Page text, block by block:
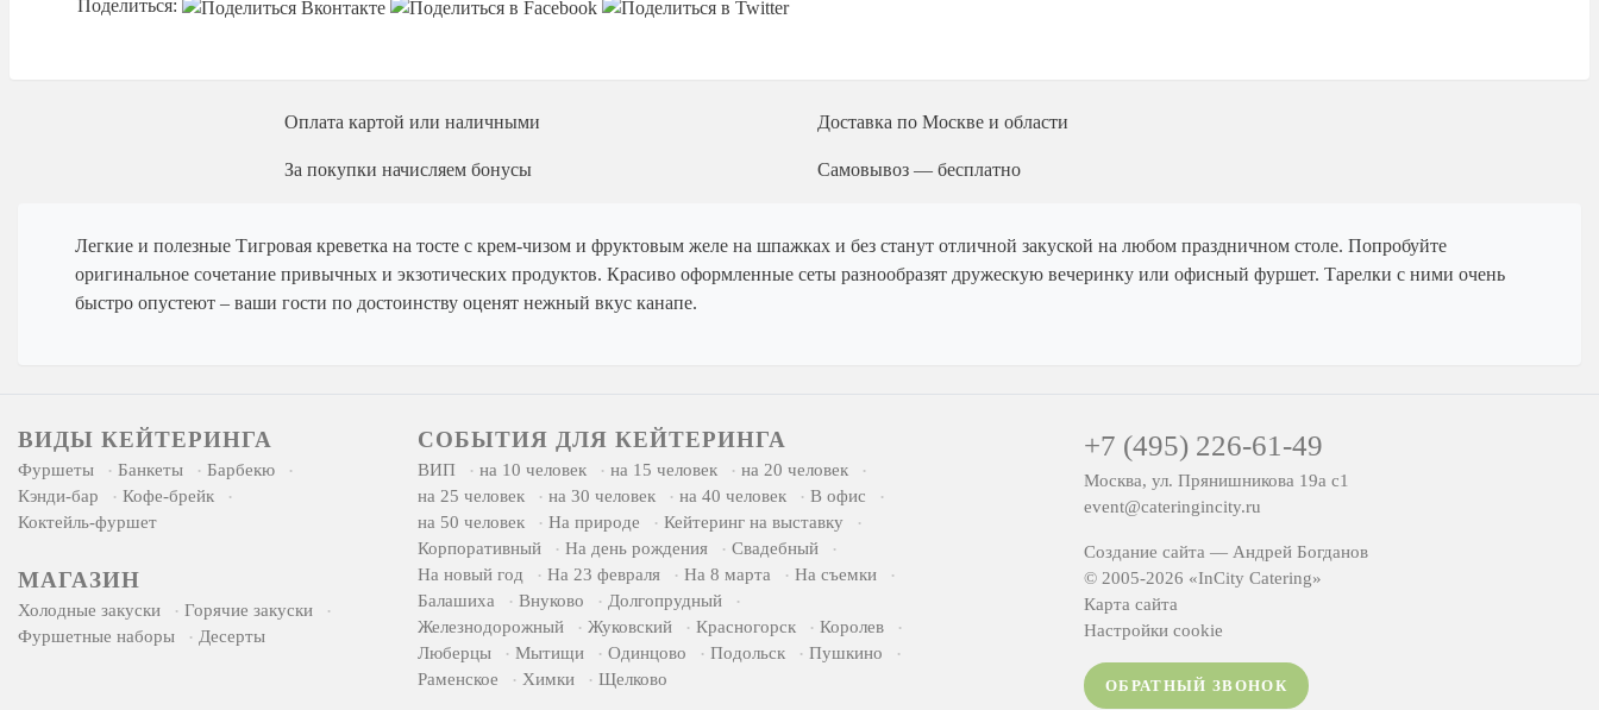
Поделиться:
Оплата картой или наличными
За покупки начисляем бонусы
Доставка по Москве и области
Самовывоз — бесплатно
Легкие и полезные Тигровая креветка на тосте с крем-чизом и фруктовым желе на шпажках и без станут отличной закуской на любом праздничном столе. Попробуйте
оригинальное сочетание привычных и экзотических продуктов. Красиво оформленные сеты разнообразят дружескую вечеринку или офисный фуршет. Тарелки с ними очень
быстро опустеют – ваши гости по достоинству оценят нежный вкус канапе.
ВИДЫ КЕЙТЕРИНГА
Фуршеты Банкеты
Барбекю
Кэнди-бар
Кофе-брейк
Коктейль-фуршет
МАГАЗИН
Холодные закуски
Горячие закуски
Фуршетные наборы
Десерты
СОБЫТИЯ ДЛЯ КЕЙТЕРИНГА
ВИП на 10 человек на 15 человек
на 20 человек
на 25 человек
на 30 человек на 40 человек
В офис
на 50 человек
На природе
Кейтеринг на выставку
Корпоративный
На день рождения
Свадебный
На новый год
На 23 февраля На 8 марта
На съемки
Балашиха
Внуково
Долгопрудный
Железнодорожный
Жуковский Красногорск
Королев
Люберцы
Мытищи Одинцово Подольск
Пушкино
Раменское
Химки Щелково
+7 (495) 226-61-49
Москва, ул. Прянишникова 19а с1
event@cateringincity.ru
Создание сайта — Андрей Богданов
© 2005-2026 «InCity Catering»
Карта сайта
Настройки cookie
ОБРАТНЫЙ ЗВОНОК